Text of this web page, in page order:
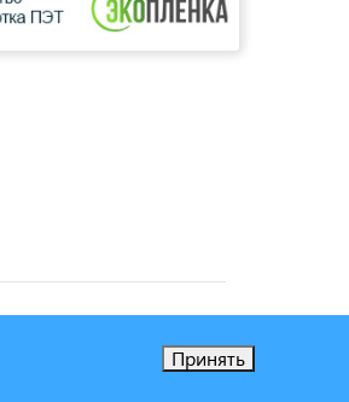
Принять